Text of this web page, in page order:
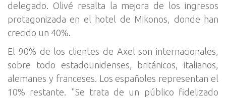
delegado. Olivé resalta la mejora de los ingresos
protagonizada en el hotel de Mikonos, donde han
crecido un 40%.
El 90% de los clientes de Axel son internacionales,
sobre todo estadounidenses, británicos, italianos,
alemanes y franceses. Los españoles representan el
10% restante. "Se trata de un público fidelizado